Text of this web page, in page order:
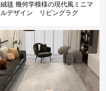
絨毯 幾何学模様の現代風ミニマ
ルデザイン リビングラグ